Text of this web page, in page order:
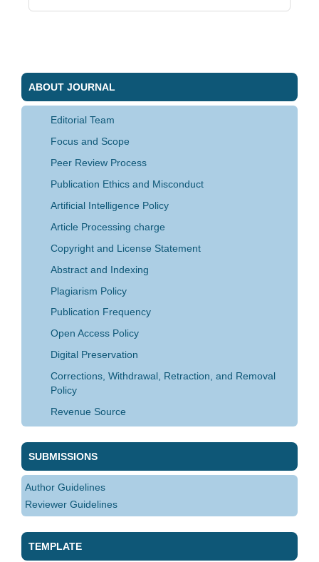
ABOUT JOURNAL
Editorial Team
Focus and Scope
Peer Review Process
Publication Ethics and Misconduct
Artificial Intelligence Policy
Article Processing charge
Copyright and License Statement
Abstract and Indexing
Plagiarism Policy
Publication Frequency
Open Access Policy
Digital Preservation
Corrections, Withdrawal, Retraction, and Removal
Policy
Revenue Source
SUBMISSIONS
Author Guidelines
Reviewer Guidelines
TEMPLATE